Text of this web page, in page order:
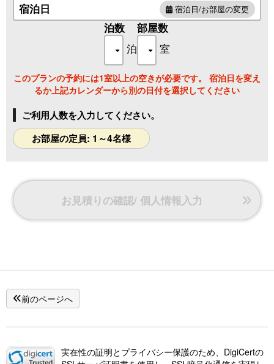
※その際の返金はいたしません
大人のみの利用は最大6名までとなります
※計大人が7名以上のご予約があった場合はキャンセルとさせ
※万が一、ご予約名を変えての計大人が7名以上のご予約がご
入場後に発見した場合は即ご退場いただきます
※その際の返金はいたしません
・お部屋の中は禁煙です
・バンガローによって無料駐車台数が異なります
・BBQスペースは、屋根・椅子・かまど が備え付けになりま
・あみ・鉄板・炭 等は付属しておりませんので、お持ち込み
・ゴミは分別し、指定の場所へ廃棄してください
いかねます
・荒川は遊泳禁止です
宿泊日 宿泊日/お部屋の変更
泊数
泊
部屋数
室
このプランの予約には1室以上の空きが必要です。 宿泊日を変え
るか上記カレンダーから別の日付を選択してください
ご利用人数を入力してください。
お部屋の定員: 1～4名様
お見積りの確認/ 個人情報入力
前のページへ
実在性の証明とプライバシー保護のため、DigiCertの